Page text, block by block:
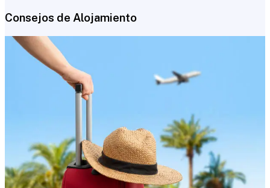
Consejos de Alojamiento